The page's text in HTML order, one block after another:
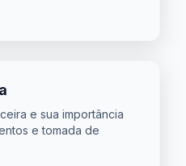
e sua importância
e tomada de